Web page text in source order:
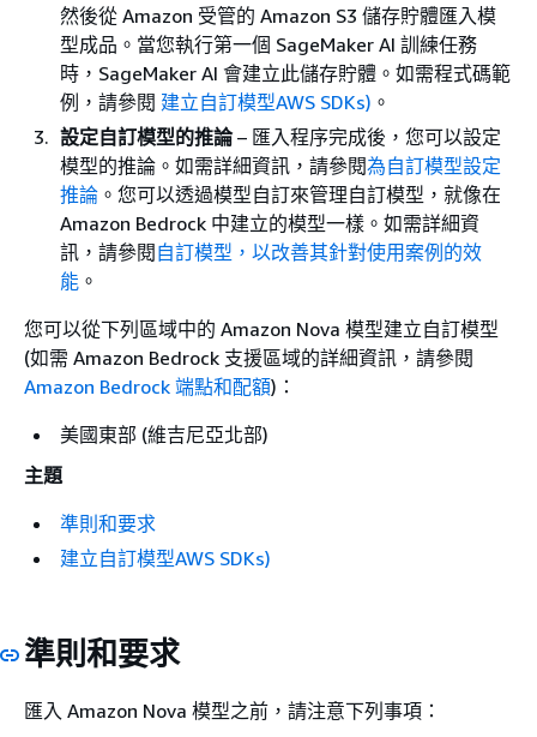
然後從 Amazon 受管的 Amazon S3 儲存貯體匯入模
型成品。當您執行第一個 SageMaker AI 訓練任務
時，SageMaker AI 會建立此儲存貯體。如需程式碼範
例，請參閱 建立自訂模型AWS SDKs) 。
設定自訂模型的推論– 匯入程序完成後，您可以設定
模型的推論。如需詳細資訊，請參閱為自訂模型設定
推論 。您可以透過模型自訂來管理自訂模型，就像在
Amazon Bedrock 中建立的模型一樣。如需詳細資
訊，請參閱 自訂模型，以改善其針對使用案例的效
能 。
您可以從下列區域中的 Amazon Nova 模型建立自訂模型
(如需 Amazon Bedrock 支援區域的詳細資訊，請參閱
Amazon Bedrock 端點和配額)：
美國東部 (維吉尼亞北部)
主題
準則和要求
建立自訂模型AWS SDKs)
準則和要求
匯入 Amazon Nova 模型之前，請注意下列事項：